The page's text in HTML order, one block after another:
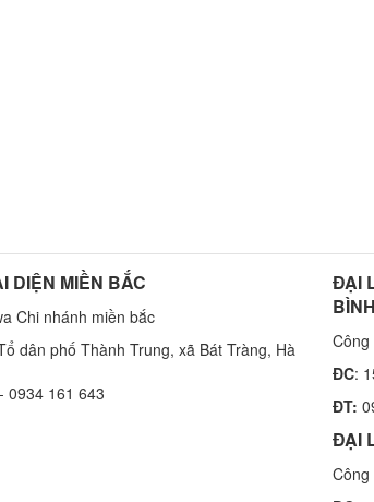
DIỆN MIỀN BẮC
Chi nhánh miền bắc
dân phố Thành Trung, xã Bát Tràng, Hà
0934 161 643
ĐẠI
Công
ĐC:
ĐT:
ĐẠI
Công